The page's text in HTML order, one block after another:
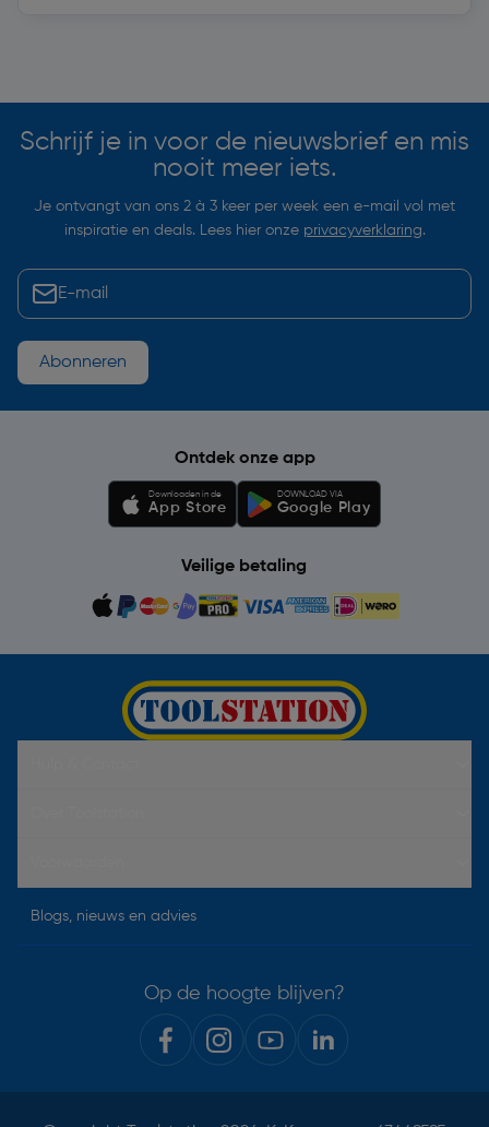
Schrijf je in voor de nieuwsbrief en mis
nooit meer iets.
Je ontvangt van ons 2 à 3 keer per week een e-mail vol met
inspiratie en deals. Lees hier onze privacyverklaring.
Abonneren
Ontdek onze app
Downloaden in de
App Store
DOWNLOAD VIA
Google Play
Veilige betaling
Blogs, nieuws en advies
Op de hoogte blijven?